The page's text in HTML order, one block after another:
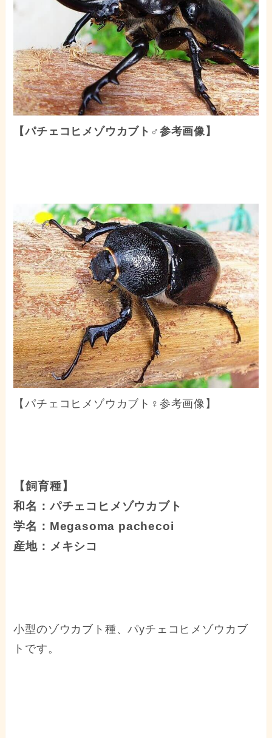
【パチェコヒメゾウカブト♂参考画像】
【パチェコヒメゾウカブト♀参考画像】
【飼育種】
和名：パチェコヒメゾウカブト
学名：Megasoma pachecoi
産地：メキシコ
小型のゾウカブト種、パyチェコヒメゾウカブ
トです。